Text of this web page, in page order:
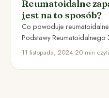
Reumatoidalne
jest na to sposób?
Co powoduje reumatoidalne
Podstawy Reumatoidalnego
Definicja RZS
11 listopada, 2024•20 min